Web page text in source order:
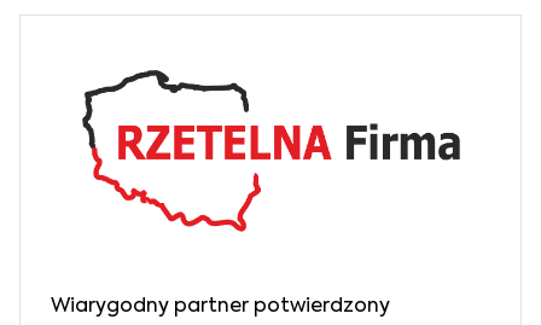
Wiarygodny partner potwierdzony